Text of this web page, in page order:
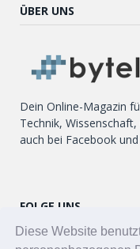
Diese Website
ÜBER UNS
Dein Online-Magazin
Technik,
auch bei Facebook
FOLGE UNS